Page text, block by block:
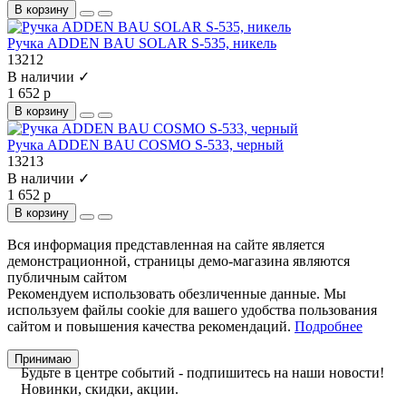
В корзину
Ручка ADDEN BAU SOLAR S-535, никель
13212
В наличии ✓
1 652 р
В корзину
Ручка ADDEN BAU COSMO S-533, черный
13213
В наличии ✓
1 652 р
В корзину
Вся информация представленная на сайте является
демонстрационной, страницы демо-магазина являются
публичным сайтом
Рекомендуем использовать обезличенные данные. Мы
используем файлы cookie для вашего удобства пользования
сайтом и повышения качества рекомендаций. Подробнее
Принимаю
Будьте в центре событий - подпишитесь на наши новости!
Новинки, скидки, акции.